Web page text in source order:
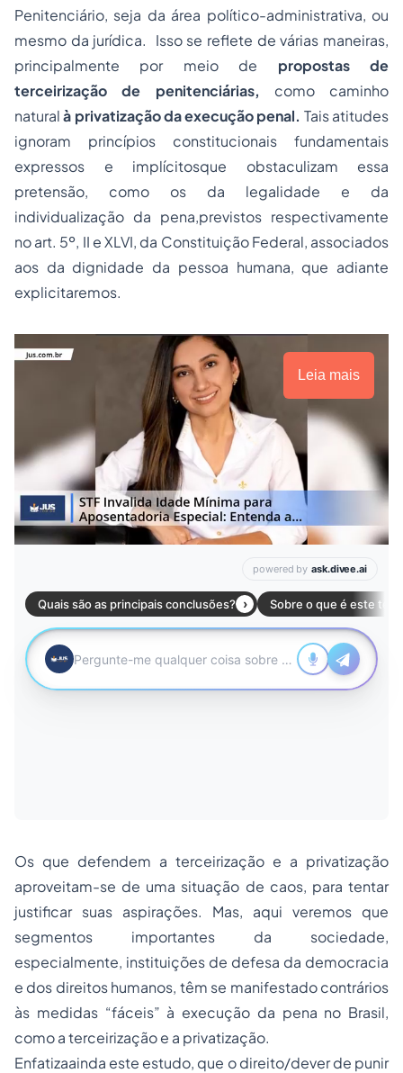
Penitenciário, seja da área político-administrativa, ou
mesmo da jurídica. Isso se reflete de várias maneiras,
principalmente por meio de propostas de
terceirização de penitenciárias, como caminho
naturalà privatização da execução penal. Tais atitudes
ignoram princípios constitucionais fundamentais
expressos e implícitosque obstaculizam essa
pretensão, como os da legalidade e da
individualização da pena,previstos respectivamente
no art. 5º, II e XLVI, da Constituição Federal, associados
aos da dignidade da pessoa humana, que adiante
explicitaremos.
Leia mais
Os que defendem a terceirização e a privatização
aproveitam-se de uma situação de caos, para tentar
justificar suas aspirações. Mas, aqui veremos que
segmentos importantes da sociedade,
especialmente, instituições de defesa da democracia
e dos direitos humanos, têm se manifestado contrários
às medidas “fáceis” à execução da pena no Brasil,
como a terceirização e a privatização.
Enfatizaainda este estudo, que o direito/dever de punir